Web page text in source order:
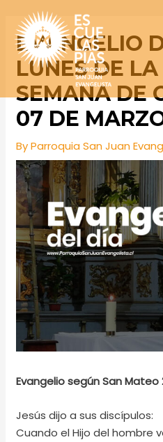
content
EVANGELIO
LUNES DE
SEMANA DE
07 DE
ByParroquia San Juan
Evangelio según San Mateo
Jesús dijo a sus discípulos:
Cuando el Hijo del hombre
Post
navigation